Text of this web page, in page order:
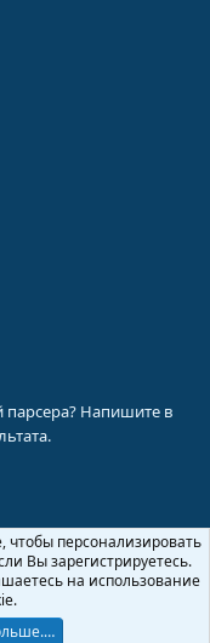
Напишите в
Ltd.
чтобы персонализировать
Вы зарегистрируетесь.
на использование